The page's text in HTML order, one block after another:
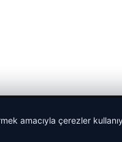
amacıyla çerezler